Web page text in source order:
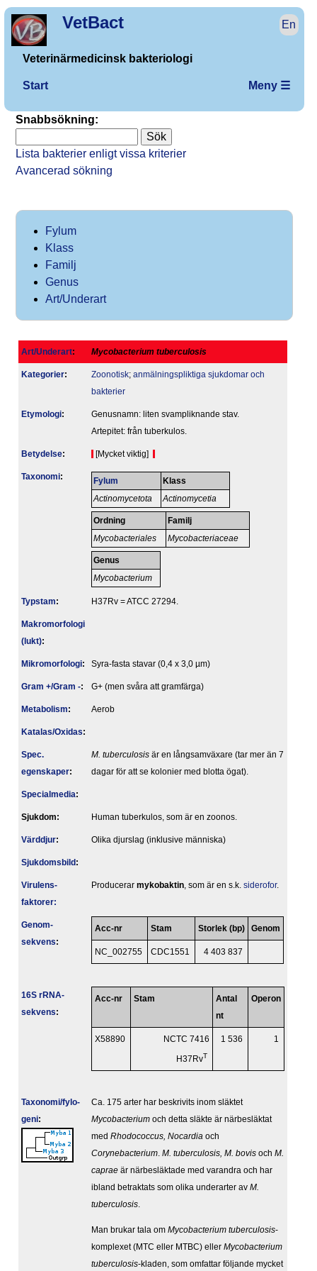
VetBact En
Veterinärmedicinsk bakteriologi
Start Meny ☰
Snabbsökning:
Lista bakterier enligt vissa kriterier
Avancerad sökning
Fylum
Klass
Familj
Genus
Art/Underart
Art/Underart: Mycobacterium tuberculosis
Kategorier: Zoonotisk; anmälningspliktiga sjukdomar och
bakterier
Etymologi:
Genusnamn: liten svampliknande stav.
Artepitet: från tuberkulos.
Betydelse: [Mycket viktig]
Taxonomi: Fylum
Actinomycetota
Klass
Actinomycetia
Ordning
Mycobacteriales
Familj
Mycobacteriaceae
Genus
Mycobacterium
Typstam: H37Rv = ATCC 27294.
Makromorfologi
(lukt):
Mikromorfologi: Syra-fasta stavar (0,4 x 3,0 µm)
Gram +/Gram -: G+ (men svåra att gramfärga)
Metabolism: Aerob
Katalas/Oxidas:
Spec.
egenskaper:
M. tuberculosis är en långsamväxare (tar mer än 7
dagar för att se kolonier med blotta ögat).
Specialmedia:
Sjukdom: Human tuberkulos, som är en zoonos.
Värddjur: Olika djurslag (inklusive människa)
Sjukdomsbild :
Virulens­
faktorer:
Producerar mykobaktin , som är en s.k. siderofor.
Genom­
sekvens:
Acc-nr Stam Storlek (bp) Genom
NC_002755 CDC1551 4 403 837
16S rRNA-
sekvens:
Acc-nr Stam
Antal
nt
Operon
X58890 NCTC 7416
H37RvT
1 536 1
Taxonomi/fylo­
geni:
Ca. 175 arter har beskrivits inom släktet
Mycobacterium och detta släkte är närbesläktat
med Rhodococcus, Nocardia och
Corynebacterium M. tuberculosis, M. bovis och M.
caprae är närbesläktade med varandra och har
ibland betraktats som olika underarter av M.
tuberculosis
Man brukar tala om Mycobacterium tuberculosis-
komplexet (MTC eller MTBC) eller Mycobacterium
tuberculosis-kladen, som omfattar följande mycket